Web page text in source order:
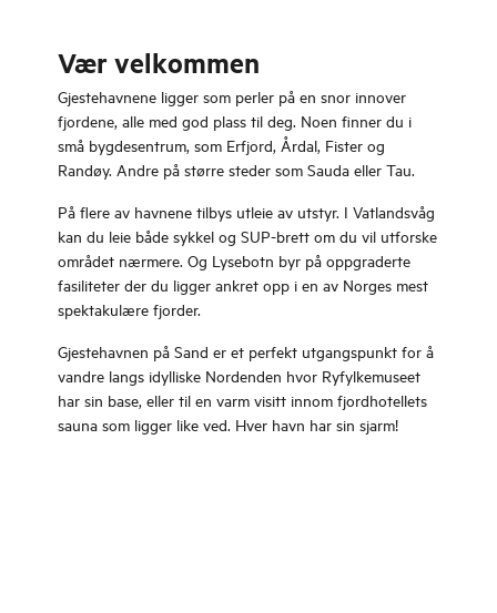
Vær velkommen
Gjestehavnene ligger som perler på en snor innover
fjordene, alle med god plass til deg. Noen finner du i
små bygdesentrum, som Erfjord, Årdal, Fister og
Randøy. Andre på større steder som Sauda eller Tau.
På flere av havnene tilbys utleie av utstyr. I Vatlandsvåg
kan du leie både sykkel og SUP-brett om du vil utforske
området nærmere. Og Lysebotn byr på oppgraderte
fasiliteter der du ligger ankret opp i en av Norges mest
spektakulære fjorder.
Gjestehavnen på Sand er et perfekt utgangspunkt for å
vandre langs idylliske Nordenden hvor Ryfylkemuseet
har sin base, eller til en varm visitt innom fjordhotellets
sauna som ligger like ved. Hver havn har sin sjarm!